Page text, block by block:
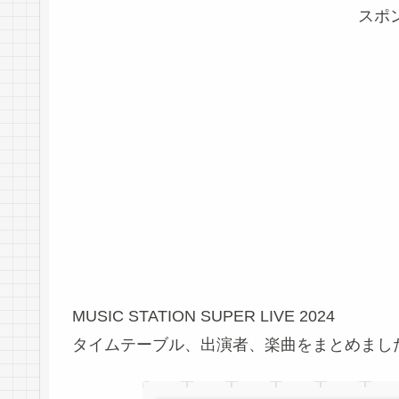
スポ
MUSIC STATION SUPER LIVE 2024
タイムテーブル、出演者、楽曲をまとめまし